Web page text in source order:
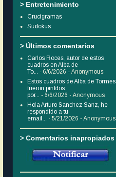
> Entretenimiento
Crucigramas
Sudokus
> Últimos comentarios
Carlos Roces, autor de estos
cuadros en Alba de
To... - 6/6/2026 - Anonymous
Estos cuadros de Alba de Tormes
fueron pintdos
por... - 6/6/2026 - Anonymous
Hola Arturo Sanchez Sanz, he
respondido a tu
email... - 5/21/2026 - Anonymous
> Comentarios inapropiados